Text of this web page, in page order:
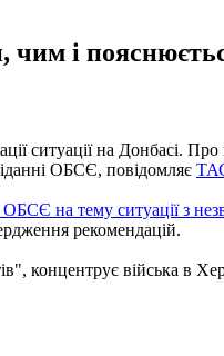
чим і
ситуації на Донбасі.
ОБСЄ, повідомляє
ОБСЄ на тему ситуації з
рекомендацій.
концентрує війська в